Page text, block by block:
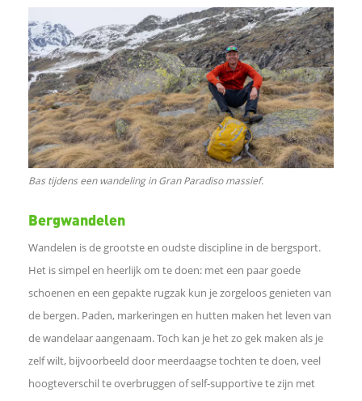
o
p
F
a
e
o
o
Bas tijdens een wandeling in Gran Paradiso massief.
Bergwandelen
Wandelen is de grootste en oudste discipline in de bergsport.
Het is simpel en heerlijk om te doen: met een paar goede
schoenen en een gepakte rugzak kun je zorgeloos genieten van
de bergen. Paden, markeringen en hutten maken het leven van
de wandelaar aangenaam. Toch kan je het zo gek maken als je
zelf wilt, bijvoorbeeld door meerdaagse tochten te doen, veel
hoogteverschil te overbruggen of self-supportive te zijn met